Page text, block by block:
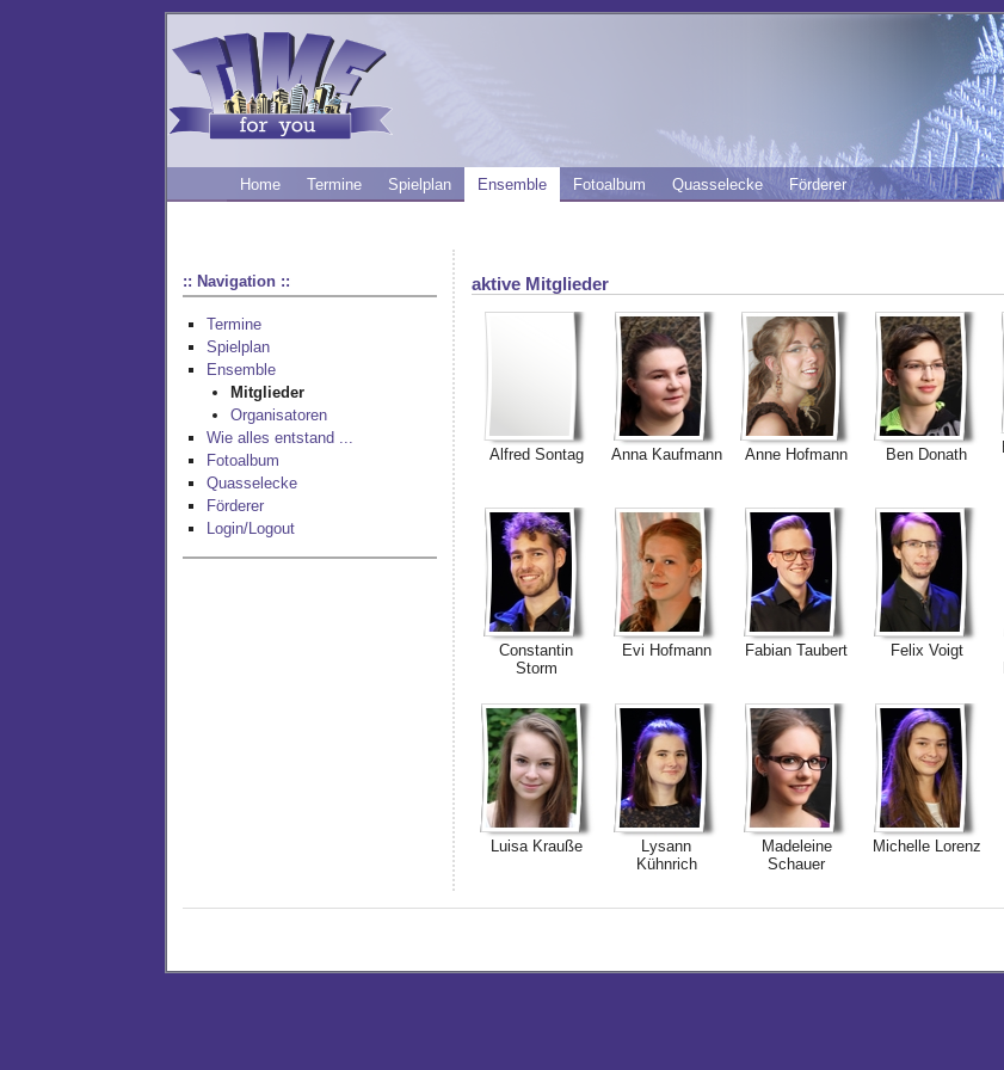
Home Termine Spielplan Ensemble Fotoalbum Quasselecke Förderer
:: Navigation ::
Termine
Spielplan
Ensemble
Mitglieder
Organisatoren
Wie alles entstand ...
Fotoalbum
Quasselecke
Förderer
Login/Logout
aktive Mitglieder
Alfred Sontag Anna Kaufmann Anne Hofmann Ben Donath
Constantin
Storm
Evi Hofmann Fabian Taubert Felix Voigt
Luisa Krauße
Lysann
Kühnrich
Madeleine
Schauer
Michelle Lorenz